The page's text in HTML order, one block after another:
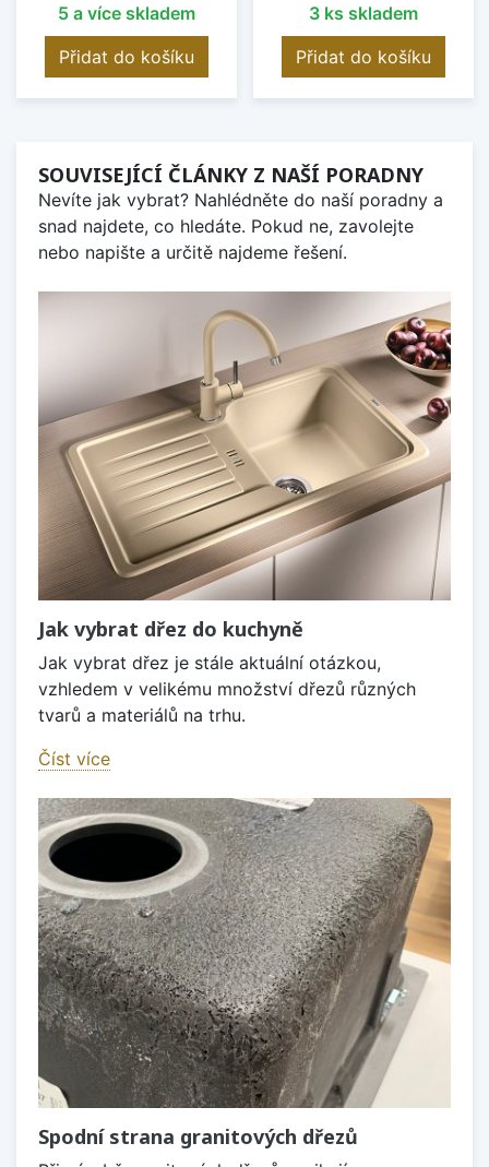
5 a více skladem
Přidat do košíku
3 ks skladem
Přidat do košíku
SOUVISEJÍCÍ ČLÁNKY Z NAŠÍ PORADNY
Nevíte jak vybrat? Nahlédněte do naší poradny a
snad najdete, co hledáte. Pokud ne, zavolejte
nebo napište a určitě najdeme řešení.
Jak vybrat dřez do kuchyně
Jak vybrat dřez je stále aktuální otázkou,
vzhledem v velikému množství dřezů různých
tvarů a materiálů na trhu.
Číst více
Spodní strana granitových dřezů